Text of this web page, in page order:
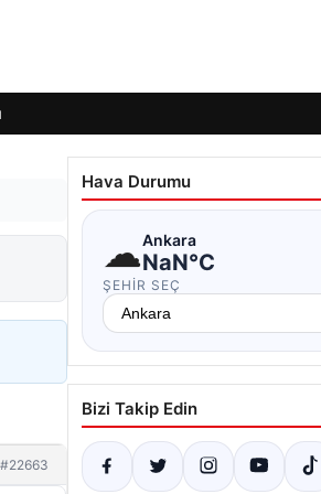
#22663
Hava Durumu
☁Ankara
NaN°C
ŞEHIR SEÇ
Bizi Takip Edin